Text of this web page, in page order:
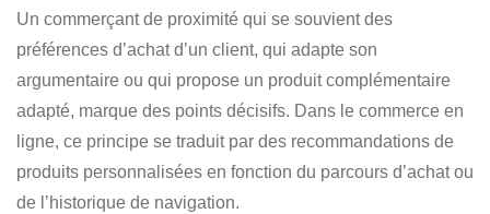
Un commerçant de proximité qui se souvient des
préférences d’achat d’un client, qui adapte son
argumentaire ou qui propose un produit complémentaire
adapté, marque des points décisifs. Dans le commerce en
ligne, ce principe se traduit par des recommandations de
produits personnalisées en fonction du parcours d’achat ou
de l’historique de navigation.